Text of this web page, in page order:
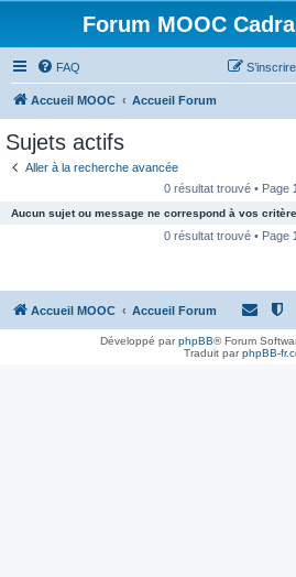
Forum MOOC
FAQ
Accueil MOOC Accueil Forum
Sujets actifs
Aller à la recherche avancée
0 résultat trouvé • Page
Aucun sujet ou message ne correspond à vos
0 résultat trouvé • Page
Accueil MOOC Accueil Forum
Développé parphpBB® Forum
Traduit parphpBB-